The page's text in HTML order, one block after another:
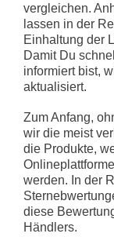
vergleichen.
lassen in der
Einhaltung der
Damit Du
informiert bist,
aktualisiert.
Zum Anfang,
wir die meist
die Produkte,
werden. In der
diese
Händlers.